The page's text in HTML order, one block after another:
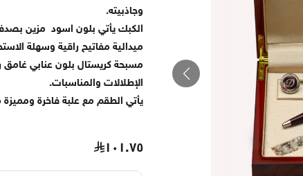
وجاذبيته.
الكبك يأتي بلون اسود مزين
ميدالية مفاتيح راقية وسهلة
مسبحة كريستال بلون عنابي غامق
الإطلالات والمناسبات.
يأتي الطقم مع علبة فاخرة
١٠١.٧٥